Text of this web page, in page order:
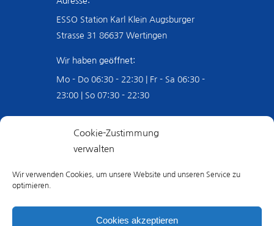
Cookie-Zustimmung
verwalten
Wir verwenden Cookies, um unsere Website und unseren Service zu
optimieren.
Cookies akzeptieren
ESSO Station Karl Klein Augsburger
Strasse 31 86637 Wertingen
Wir haben geöffnet:
Mo - Do 06:30 - 22:30 | Fr - Sa 06:30 -
23:00 | So 07:30 - 22:30
Mit Leidenschaft seit über 45
Jahren
Seit über 45 Jahren legen wir viel Wert
stetige Weiterentwicklung. Bei uns
können Sie sich auf ein tolles Wasch-,